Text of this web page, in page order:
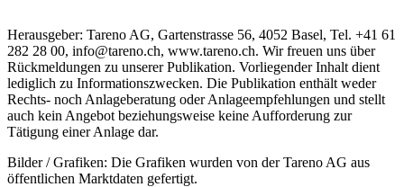
Heraus­geber: Tareno AG, Garten­strasse 56, 4052 Basel, Tel. +41 61
282 28 00, info@​tareno.​ch, www.tareno.ch. Wir freuen uns über
Rückmel­dungen zu unserer Publi­ka­tion. Vorlie­gender Inhalt dient
ledig­lich zu Infor­ma­ti­ons­zwecken. Die Publi­ka­tion enthält weder
Rechts- noch Anlage­be­ra­tung oder Anlage­emp­feh­lungen und stellt
auch kein Angebot bezie­hungs­weise keine Auffor­de­rung zur
Tätigung einer Anlage dar.
Bilder / Grafiken: Die Grafiken wurden von der Tareno AG aus
öffent­li­chen Markt­daten gefer­tigt.